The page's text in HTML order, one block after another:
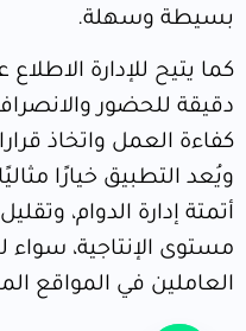
بسيطة وسهلة.
كما يتيح للإدارة
دقيقة للحضور
كفاءة العمل واتخاذ
ويُعد التطبيق خيارًا
أتمتة إدارة الدوام،
مستوى الإنتاجية،
العاملين في المواقع